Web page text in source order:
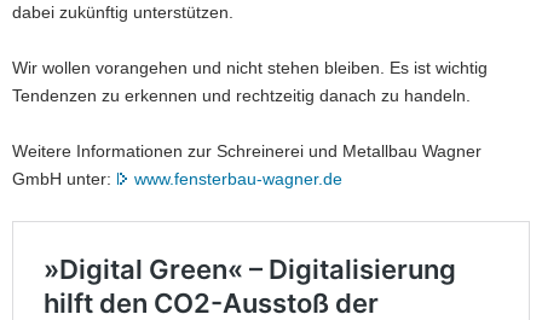
dabei zukünftig unterstützen.
Wir wollen vorangehen und nicht stehen bleiben. Es ist wichtig
Tendenzen zu erkennen und rechtzeitig danach zu handeln.
Weitere Informationen zur Schreinerei und Metallbau Wagner
GmbH unter:
www.fensterbau-wagner.de